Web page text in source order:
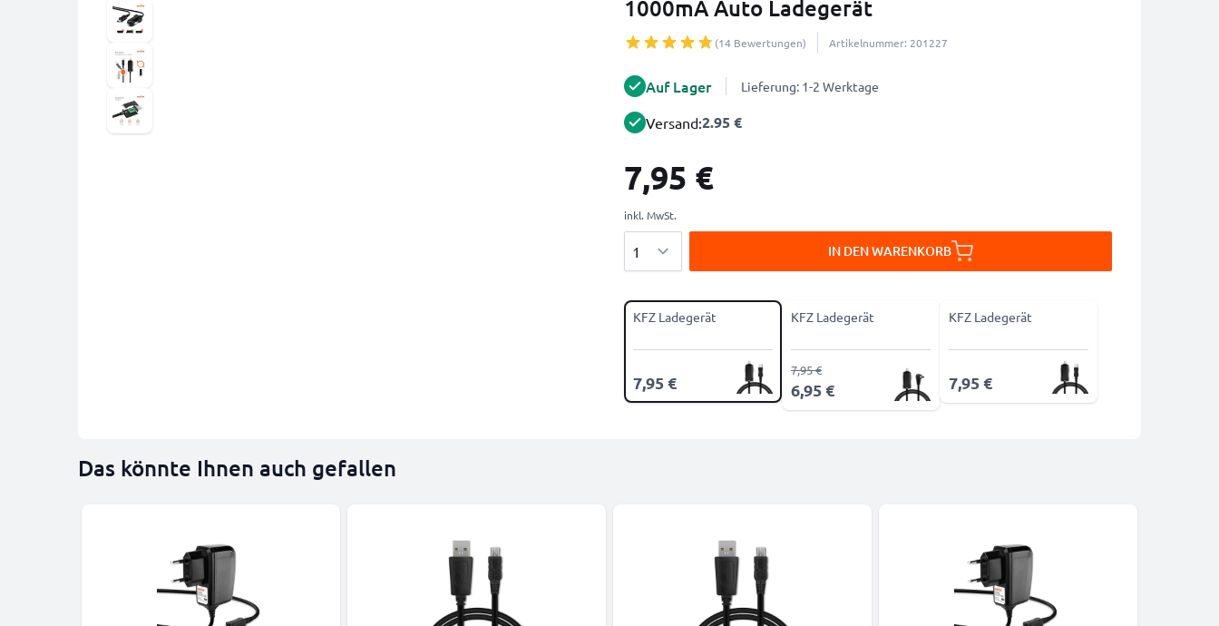
1000mA Auto Ladegerät
(14 Bewertungen) Artikelnummer: 201227
Auf Lager Lieferung: 1-2 Werktage
Versand:2.95 €
7,95 €
inkl. MwSt.
IN DEN WARENKORB
KFZ Ladegerät
7,95 €
KFZ Ladegerät
6,95 €
7,95 €
KFZ Ladegerät
7,95 €
Das könnte Ihnen auch gefallen